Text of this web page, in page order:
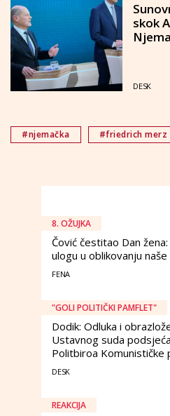
skok
DESK
#njemačka #friedrich merz
8. OŽUJKA
Čović čestitao Dan
ulogu u oblikovanju
FENA
"GOLI POLITIČKI PAMFLET"
Dodik: Odluka i
Ustavnog suda
Politbiroa Komunističke
DESK
REAKCIJA